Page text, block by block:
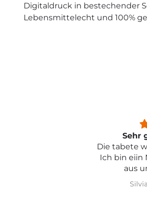
Digitaldruck in bestechender
Lebensmittelecht und 100%
Sehr